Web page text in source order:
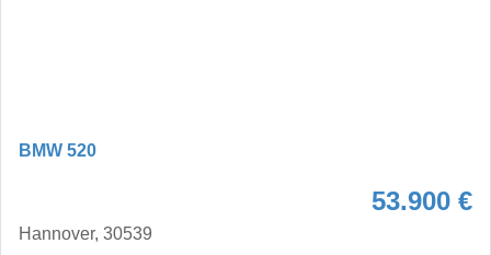
BMW 520
53.900 €
Hannover, 30539